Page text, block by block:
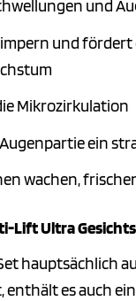
und
und fördert
Mikrozirkulation
ein
wachen,
Lift Ultra
hauptsächlich
enthält es auch